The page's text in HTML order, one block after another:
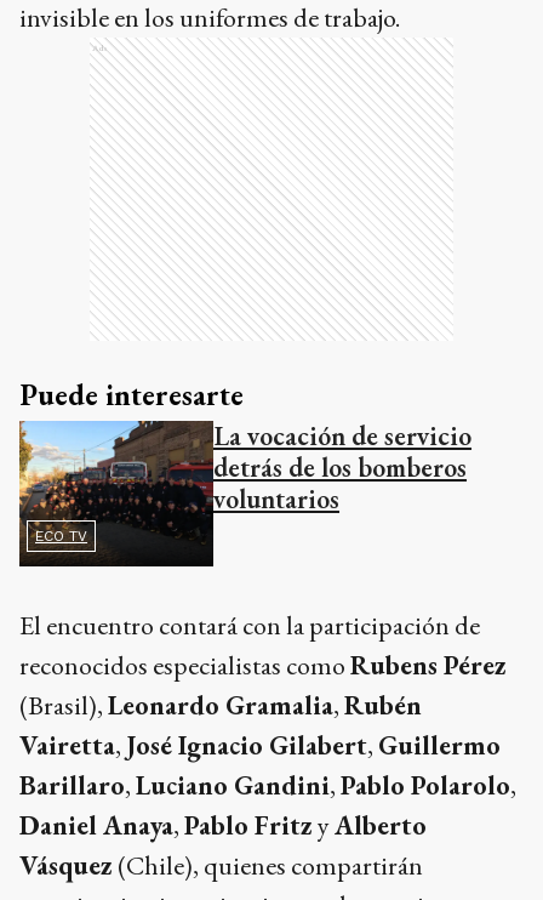
invisible en los uniformes de trabajo.
Ads
Puede interesarte
ECO TV
La vocación de servicio
detrás de los bomberos
voluntarios
El encuentro contará con la participación de
reconocidos especialistas comoRubens Pérez
(Brasil),Leonardo Gramalia,Rubén
Vairetta, José Ignacio Gilabert, Guillermo
Barillaro,Luciano Gandini,Pablo Polarolo,
Daniel Anaya,Pablo FritzyAlberto
Vásquez (Chile), quienes compartirán